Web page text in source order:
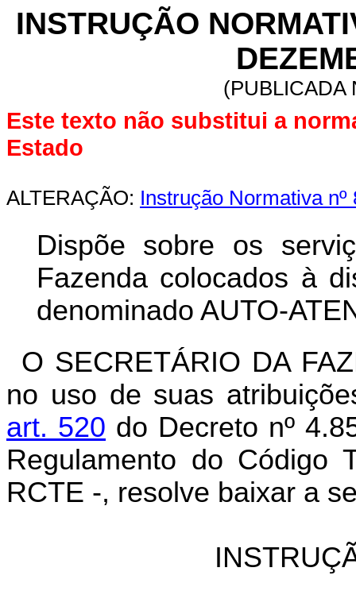
INSTRUÇÃO
(PUBLICADA
Este texto não substitui a
Estado
ALTERAÇÃO: Instrução Normativa nº
Dispõe sobre os
Fazenda colocados à
denominado AUTO-
O SECRETÁRIO DA
no uso de suas
art. 520 do Decreto nº
Regulamento do Código
RCTE -, resolve baixar a